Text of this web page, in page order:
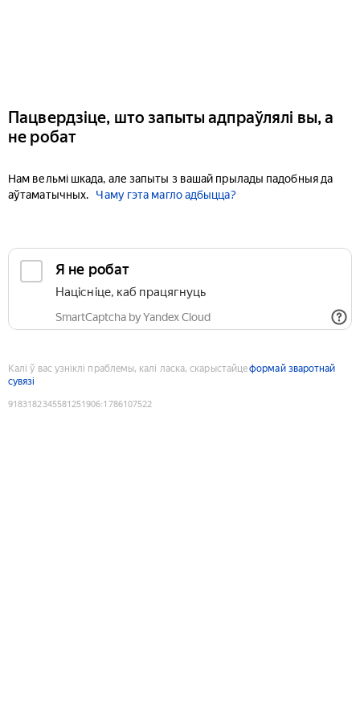
Пацвердзіце, што запыты адпраўлялі вы, а
не робат
Нам вельмі шкада, але запыты з вашай прылады падобныя да
аўтаматычных.
Чаму гэта магло адбыцца?
Я не робат
Націсніце, каб працягнуць
SmartCaptcha by Yandex Cloud
Калі ў вас узніклі праблемы, калі ласка, скарыстайцеформай зваротнай
сувязі
9183182345581251906:1786107522